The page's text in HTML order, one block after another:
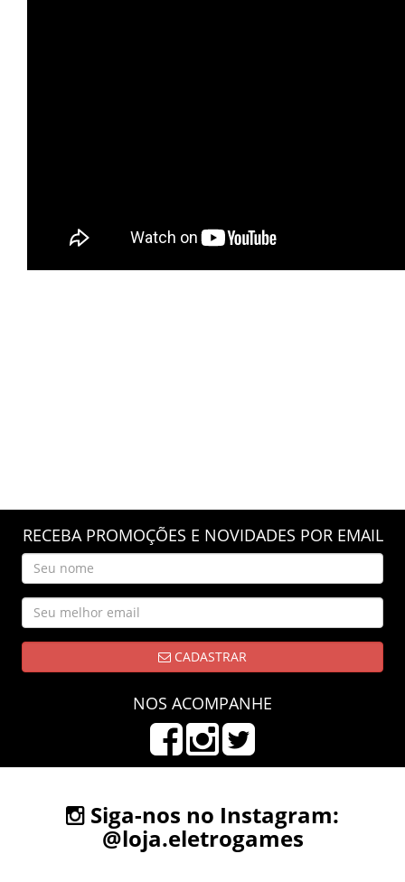
RECEBA PROMOÇÕES E NOVIDADES POR EMAIL
CADASTRAR
NOS ACOMPANHE
Siga-nos no Instagram:
@loja.eletrogames